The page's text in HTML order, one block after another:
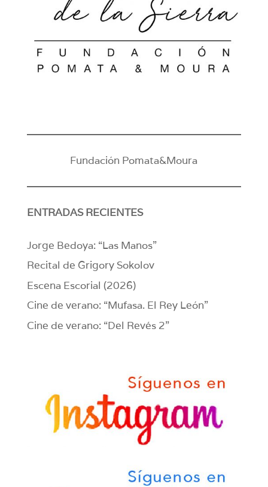
Fundación Pomata&Moura
ENTRADAS RECIENTES
Jorge Bedoya: “Las Manos”
Recital de Grigory Sokolov
Escena Escorial (2026)
Cine de verano: “Mufasa. El Rey León”
Cine de verano: “Del Revés 2”